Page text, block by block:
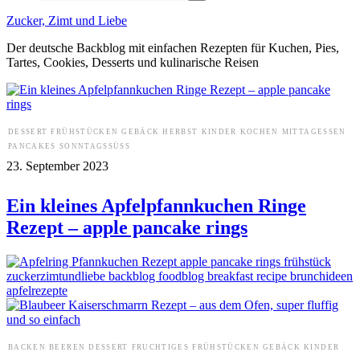
Zucker, Zimt und Liebe
Der deutsche Backblog mit einfachen Rezepten für Kuchen, Pies,
Tartes, Cookies, Desserts und kulinarische Reisen
DESSERT FRÜHSTÜCKEN GEBÄCK HERBST KINDER KOCHEN
MITTAGESSEN
PANCAKES SONNTAGSSÜSS
23. September 2023
Ein kleines Apfelpfannkuchen Ringe
Rezept – apple pancake rings
BACKEN BEEREN DESSERT FRUCHTIGES FRÜHSTÜCKEN GEBÄCK
KINDER